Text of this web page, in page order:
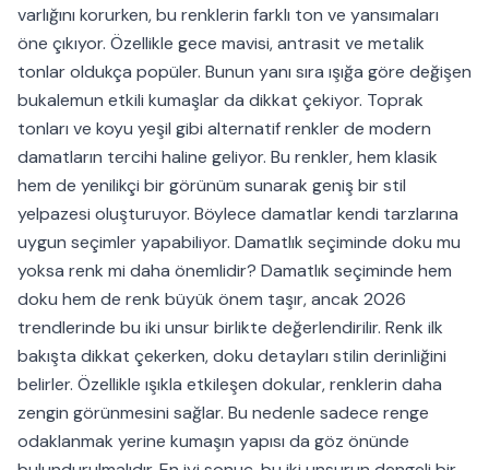
varlığını korurken, bu renklerin farklı ton ve yansımaları
öne çıkıyor. Özellikle gece mavisi, antrasit ve metalik
tonlar oldukça popüler. Bunun yanı sıra ışığa göre değişen
bukalemun etkili kumaşlar da dikkat çekiyor. Toprak
tonları ve koyu yeşil gibi alternatif renkler de modern
damatların tercihi haline geliyor. Bu renkler, hem klasik
hem de yenilikçi bir görünüm sunarak geniş bir stil
yelpazesi oluşturuyor. Böylece damatlar kendi tarzlarına
uygun seçimler yapabiliyor. Damatlık seçiminde doku mu
yoksa renk mi daha önemlidir? Damatlık seçiminde hem
doku hem de renk büyük önem taşır, ancak 2026
trendlerinde bu iki unsur birlikte değerlendirilir. Renk ilk
bakışta dikkat çekerken, doku detayları stilin derinliğini
belirler. Özellikle ışıkla etkileşen dokular, renklerin daha
zengin görünmesini sağlar. Bu nedenle sadece renge
odaklanmak yerine kumaşın yapısı da göz önünde